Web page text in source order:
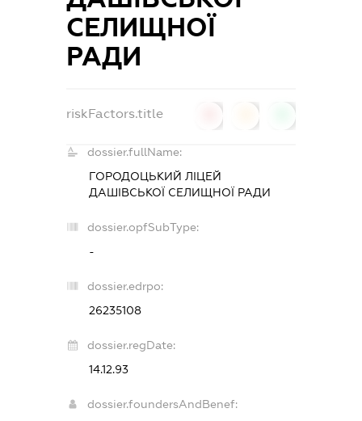
СЕЛИЩНОЇ
РАДИ
riskFactors.title
dossier.fullName:
ГОРОДОЦЬКИЙ ЛІЦЕЙ
ДАШІВСЬКОЇ СЕЛИЩНОЇ РАДИ
dossier.opfSubType:
-
dossier.edrpo:
26235108
dossier.regDate:
14.12.93
dossier.foundersAndBenef: